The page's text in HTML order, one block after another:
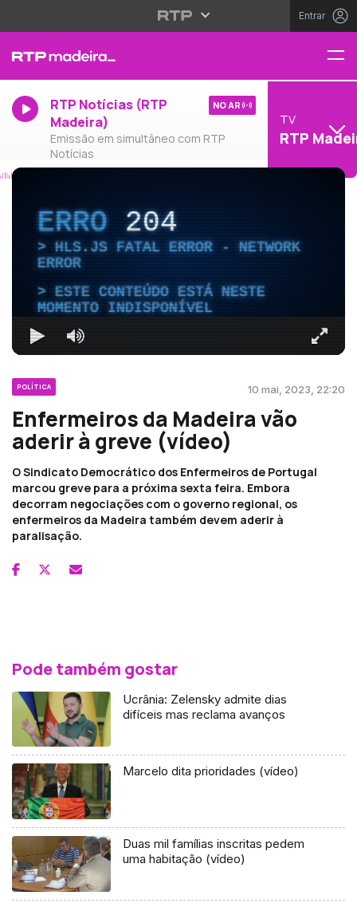
Entrar
RTP Notícias (RTP
Madeira)
Emissão em simultâneo com RTP
Notícias
NO AR
TV
RTP
ERRO204
HLS.JS FATAL ERROR - NETWORK
ERROR
ESTE CONTEÚDO ESTÁ NESTE
MOMENTO INDISPONÍVEL
POLÍTICA 10 mai, 2023, 22:20
Enfermeiros da Madeira vão
aderir à greve (vídeo)
O Sindicato Democrático dos Enfermeiros de Portugal
marcou greve para a próxima sexta feira. Embora
decorram negociações com o governo regional, os
enfermeiros da Madeira também devem aderir à
paralisação.
Pode também gostar
Ucrânia: Zelensky admite dias
difíceis mas reclama avanços
Marcelo dita prioridades (vídeo)
Duas mil famílias inscritas pedem
uma habitação (vídeo)